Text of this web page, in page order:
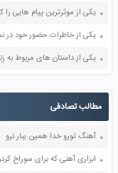
یکی از خاطرات حضور خود در نماز جمعه صفحه
یکی از داستان های مربوط به زندگی امام
مطالب تصادفی
آهنگ تورو خدا همین یبار نرو
ابزاری آهنی که برای سوراخ